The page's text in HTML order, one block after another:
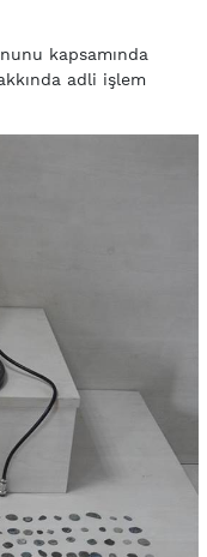
kapsamında
adli işlem